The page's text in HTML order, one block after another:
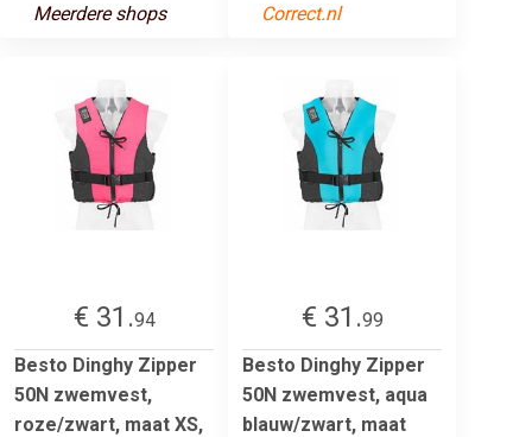
Meerdere shops
Correct.nl
€ 31.94
Besto Dinghy Zipper
50N zwemvest,
roze/zwart, maat XS,
€ 31.99
Besto Dinghy Zipper
50N zwemvest, aqua
blauw/zwart, maat